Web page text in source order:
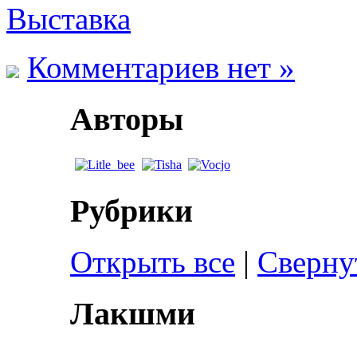
Выставка
Комментариев нет »
Авторы
Рубрики
Открыть все |
Лакшми